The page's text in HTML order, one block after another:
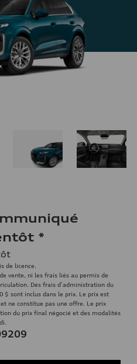
*
de licence.
vente, ni les frais liés au permis de
Des frais d’administration du
$ sont inclus dans le prix. Le prix est
ne constitue pas une offre. Le prix
du prix final négocié et des modalités